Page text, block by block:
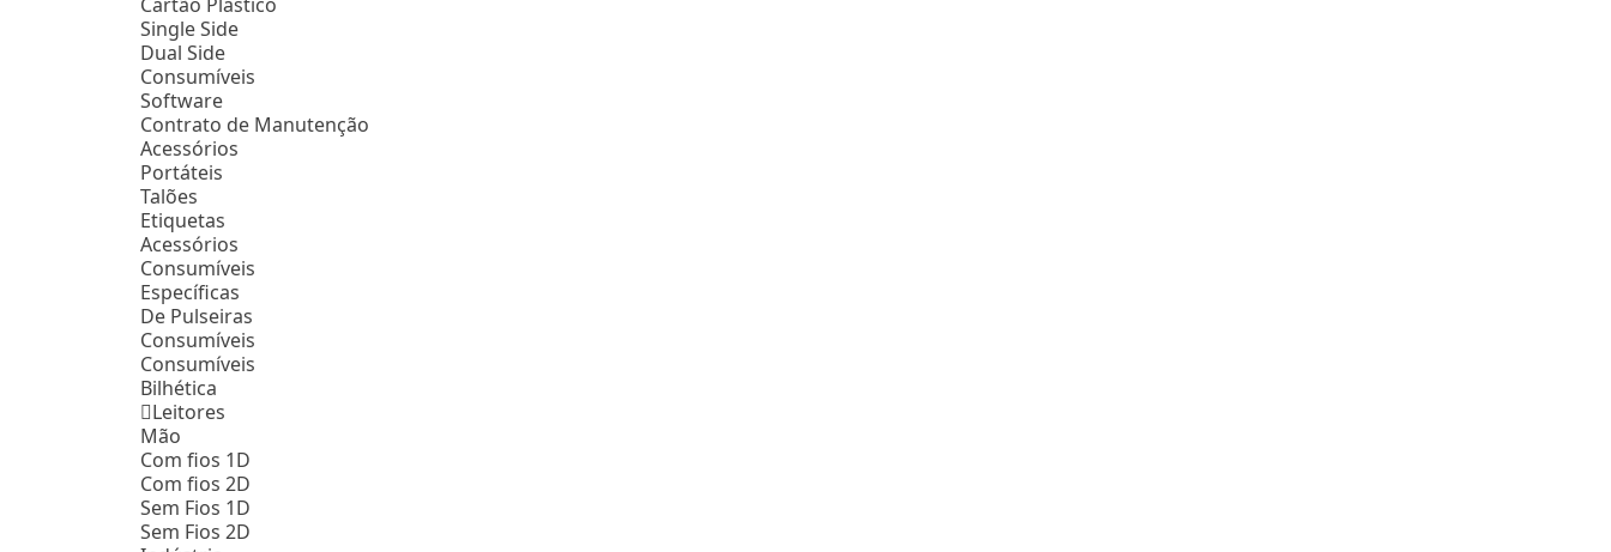
Single Side
Dual Side
Consumíveis
Software
Contrato de Manutenção
Acessórios
Portáteis
Talões
Etiquetas
Acessórios
Consumíveis
Específicas
De Pulseiras
Consumíveis
Consumíveis
Bilhética
Leitores
Mão
Com fios 1D
Com fios 2D
Sem Fios 1D
Sem Fios 2D